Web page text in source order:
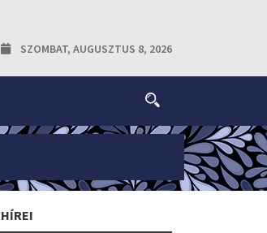
SZOMBAT, AUGUSZTUS 8, 2026